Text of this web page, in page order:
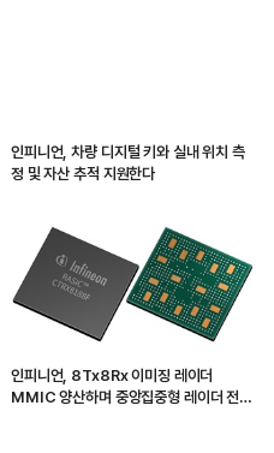
인피니언, 차량 디지털 키와 실내 위치 측
정 및 자산 추적 지원한다
인피니언, 8Tx8Rx 이미징 레이더
MMIC 양산하며 중앙집중형 레이더 전환